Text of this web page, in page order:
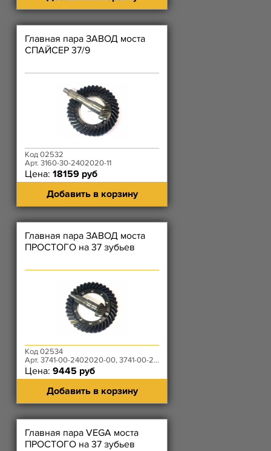
Главная пара ЗАВОД моста
СПАЙСЕР 37/9
Код 02532
Арт. 3160-30-2402020-11
Цена: 18159 руб
Добавить в корзину
Главная пара ЗАВОД моста
ПРОСТОГО на 37 зубьев
Код 02534
Арт. 3741-00-2402020-00, 3741-00-2402060-00
Цена: 9445 руб
Добавить в корзину
Главная пара VEGA моста
ПРОСТОГО на 37 зубьев